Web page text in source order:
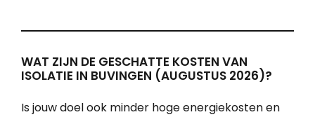
WAT ZIJN DE GESCHATTE KOSTEN VAN
ISOLATIE IN BUVINGEN (AUGUSTUS 2026)?
Is jouw doel ook minder hoge energiekosten en